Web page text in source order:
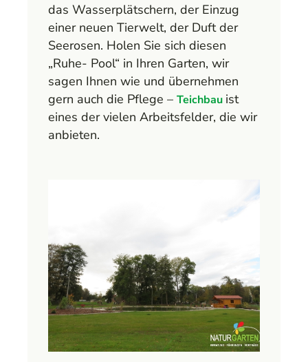
das Wasserplätschern, der Einzug
einer neuen Tierwelt, der Duft der
Seerosen. Holen Sie sich diesen
„Ruhe- Pool“ in Ihren Garten, wir
sagen Ihnen wie und übernehmen
gern auch die Pflege – Teichbau ist
eines der vielen Arbeitsfelder, die wir
anbieten.